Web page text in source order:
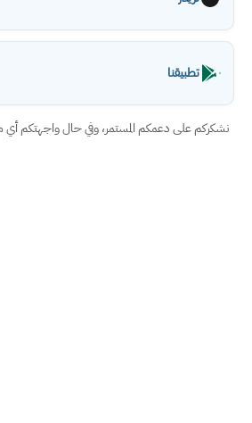
تطبيقنا
نشكركم على دعمكم المستمر، وفي حال واجهتكم أي